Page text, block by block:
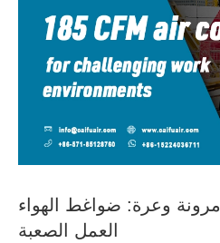
مرونة وعرة: ضواغط الهواء CFM في بيئات
العمل الصعبة